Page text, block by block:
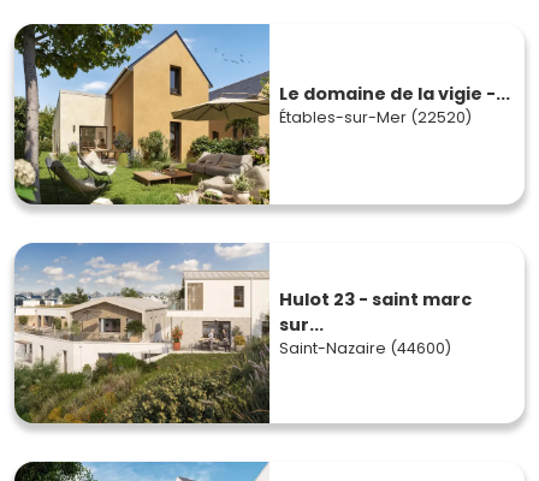
Le domaine de la vigie -...
Étables-sur-Mer (22520)
Hulot 23 - saint marc
sur...
Saint-Nazaire (44600)